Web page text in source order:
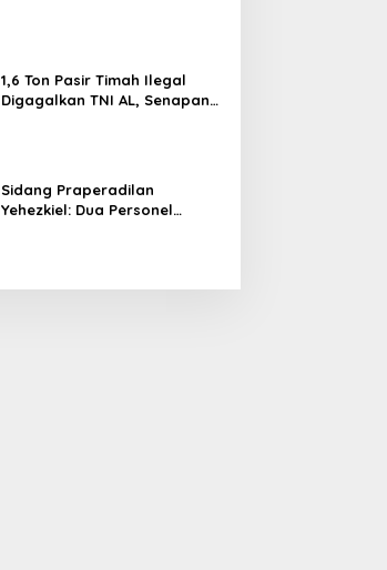
1,6 Ton Pasir Timah Ilegal
Digagalkan TNI AL, Senapan
Sidang Praperadilan
Yehezkiel: Dua Personel